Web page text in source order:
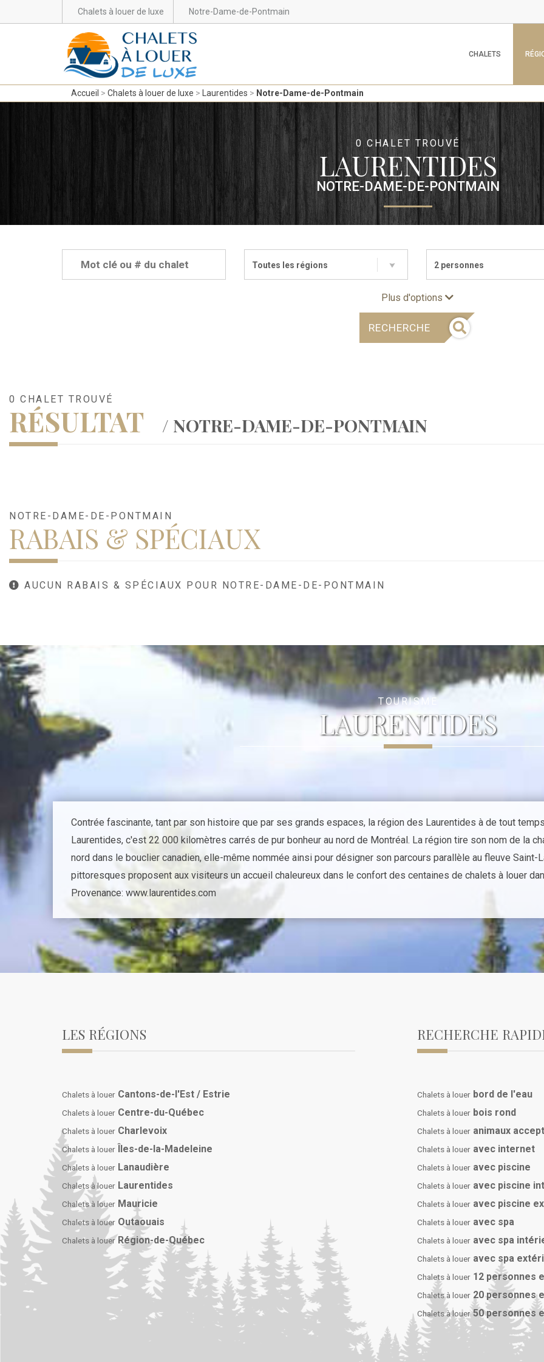
Chalets à louer de luxe Notre-Dame-de-Pontmain
CHALETS
Accueil Chalets à louer de luxe Laurentides Notre-Dame-de-Pontmain
0 CHALET TROUVÉ
LAURENTIDES
NOTRE-DAME-DE-PONTMAIN
Toutes les régions 2 personnes
Plus d'options
RECHERCHE
0 CHALET TROUVÉ
RÉSULTAT / NOTRE-DAME-DE-PONTMAIN
NOTRE-DAME-DE-PONTMAIN
RABAIS & SPÉCIAUX
AUCUN RABAIS & SPÉCIAUX POUR NOTRE-DAME-DE-PONTMAIN
TOURISME
LAURENTIDES
Contrée fascinante, tant par son histoire que par ses grands espaces, la région des Laurentides à de tout
Laurentides, c'est 22 000 kilomètres carrés de pur bonheur au nord de Montréal. La région tire son nom de la
nord dans le bouclier canadien, elle-même nommée ainsi pour désigner son parcours parallèle au fleuve Saint-
pittoresques proposent aux visiteurs un accueil chaleureux dans le confort des centaines de chalets à louer
Provenance: www.laurentides.com
LES RÉGIONS
Chalets à louer Cantons-de-l'Est / Estrie
Chalets à louer Centre-du-Québec
Chalets à louer Charlevoix
Chalets à louer Îles-de-la-Madeleine
Chalets à louer Lanaudière
Chalets à louer Laurentides
Chalets à louer Mauricie
Chalets à louer Outaouais
Chalets à louer Région-de-Québec
RECHERCHE
Chalets à louer bord de l'eau
Chalets à louer bois rond
Chalets à louer animaux
Chalets à louer avec internet
Chalets à louer avec piscine
Chalets à louer avec piscine
Chalets à louer avec piscine
Chalets à louer avec spa
Chalets à louer avec spa
Chalets à louer avec spa
Chalets à louer 12 personnes
Chalets à louer 20 personnes
Chalets à louer 50 personnes